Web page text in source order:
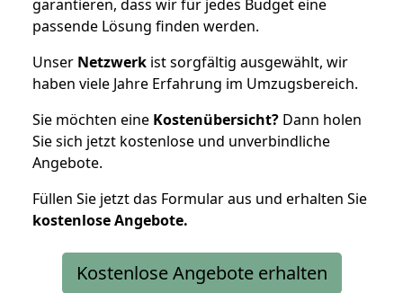
garantieren, dass wir für jedes Budget eine
passende Lösung finden werden.
Unser Netzwerk ist sorgfältig ausgewählt, wir
haben viele Jahre Erfahrung im Umzugsbereich.
Sie möchten eine Kostenübersicht? Dann holen
Sie sich jetzt kostenlose und unverbindliche
Angebote.
Füllen Sie jetzt das Formular aus und erhalten Sie
kostenloseAngebote.
Kostenlose Angebote erhalten